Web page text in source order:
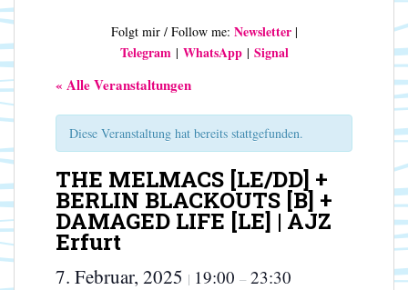
c
t
e
n
Folgt mir / Follow me: Newsletter|
Telegram| WhatsApp| Signal
« Alle Veranstaltungen
Diese Veranstaltung hat bereits stattgefunden.
THE MELMACS [LE/DD] +
BERLIN BLACKOUTS [B] +
DAMAGED LIFE [LE] | AJZ
Erfurt
7. Februar, 2025 | 19:00 – 23:30